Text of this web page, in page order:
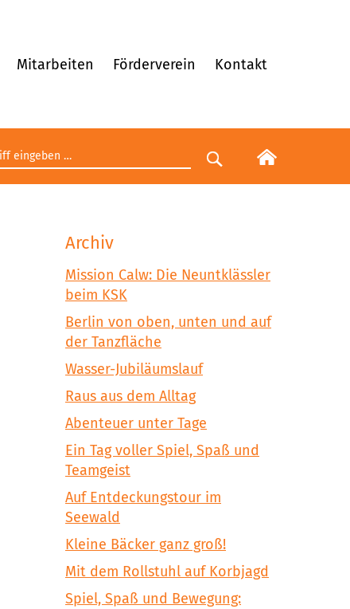
Mitarbeiten Förderverein Kontakt
eingeben
Suche starten
Archiv
Mission Calw: Die Neuntklässler
beim KSK
Berlin von oben, unten und auf
der Tanzfläche
Wasser-Jubiläumslauf
Raus aus dem Alltag
Abenteuer unter Tage
Ein Tag voller Spiel, Spaß und
Teamgeist
Auf Entdeckungstour im
Seewald
Kleine Bäcker ganz groß!
Mit dem Rollstuhl auf Korbjagd
Spiel, Spaß und Bewegung: